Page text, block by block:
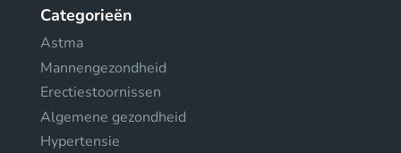
Categorieën
Astma
Mannengezondheid
Erectiestoornissen
Algemene gezondheid
Hypertensie